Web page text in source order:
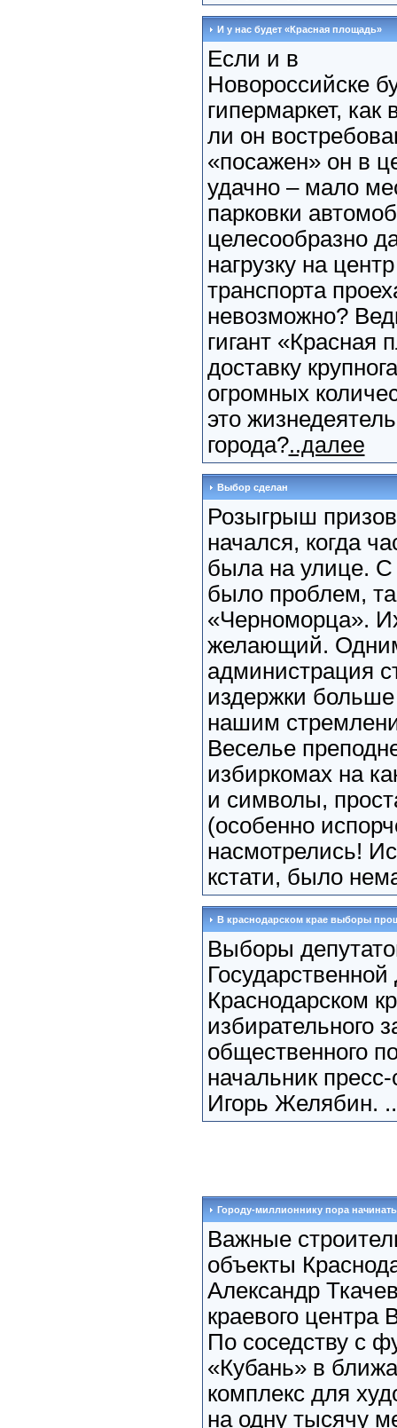
И у нас будет «Красная площадь»
Если и в
Новороссийске
гипермаркет, как
ли он
«посажен» он в
удачно – мало
парковки
целесообразно
нагрузку на
транспорта
невозможно?
гигант «Красная
доставку
огромных
это
города?..далее
Выбор сделан
Розыгрыш призов
начался, когда
была на улице. С
было проблем,
«Черноморца».
желающий.
администрация
издержки
нашим
Веселье
избиркомах на
и символы,
(особенно
насмотрелись!
кстати, было
В краснодарском крае выборы
Выборы
Краснодарском
избирательного
общественного
начальник
Игорь Желябин.
Городу-миллионнику пора
Важные
объекты
Александр
краевого
По соседству с
«Кубань» в
комплекс для
на одну тысячу